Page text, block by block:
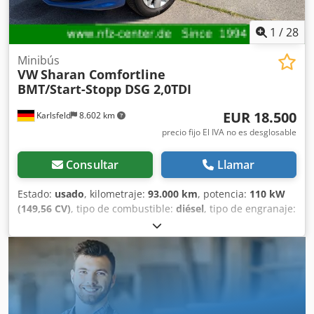
1 /28
Karlsfeld 8.602 km
Minibús
VWSharan Comfortline
BMT/Start-Stopp DSG 2,0TDI
EUR 18.500
precio fijo El IVA no es desglosable
Consultar Llamar
Estado: usado, kilometraje: 93.000 km, potencia: 110 kW
(149,56 CV), tipo de combustible: diésel, tipo de engranaje:
, primer registro:11/2018
(TÜV):02/2028, clase de emisión:Euro 6, color:azul,
número de asientos:
electrónico de estabilidad (ESP), aire acondicionado,
cierre centralizado, filtro de hollín, sistema de
navegación, sistema inmovilizador
especial: Sistema de audio Composition Media (pantalla